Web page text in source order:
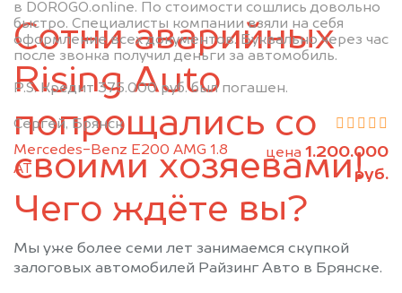
в DOROGO.online. По стоимости сошлись довольно
быстро. Специалисты компании взяли на себя
оформление всех документов. Буквально через час
после звонка получил деньги за автомобиль.
P.S. Кредит 375.000 руб. был погашен.
Сергей, Брянск
Mercedes-Benz E200 AMG 1.8
АТ
цена 1.200.000
руб.
Новозыбков
Погар
Почеп
Ржаница
Рогнедино
Севск
Стародуб
Суземка
Сураж
Трубчевск
Унеча
Сотни аварийных
Rising Auto
попрощались со
своими хозяевами!
Чего ждёте вы?
Мы уже более семи лет занимаемся скупкой
залоговых автомобилей Райзинг Авто в Брянске.